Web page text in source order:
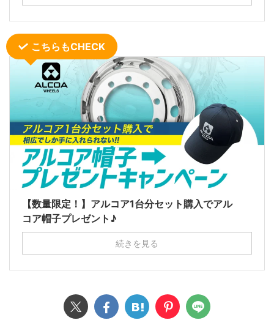
こちらもCHECK
【数量限定！】アルコア1台分セット購入でアル
コア帽子プレゼント♪
続きを見る